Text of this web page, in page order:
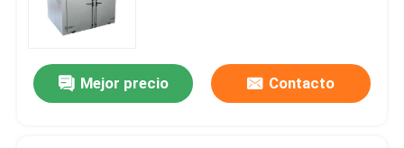
Mejor precio Contacto